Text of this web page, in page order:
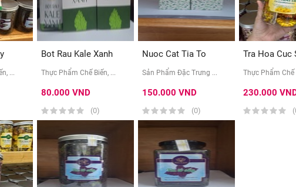
...
Bot Rau Kale Xanh
Thực Phẩm Chế Biến, ...
80.000 VND
(0)
Nuoc Cat Tia To
Sản Phẩm Đặc Trưng ...
150.000 VND
(0)
Tra Hoa Cuc
Thực Phẩm Chế
230.000